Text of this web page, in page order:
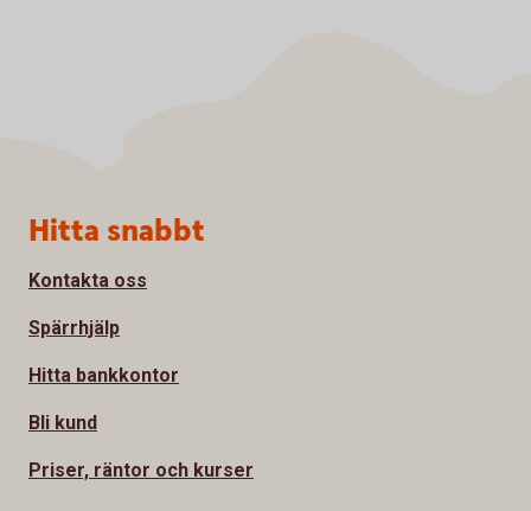
Sidfot
Hitta snabbt
Kontakta oss
Spärrhjälp
Hitta bankkontor
Bli kund
Priser, räntor och kurser